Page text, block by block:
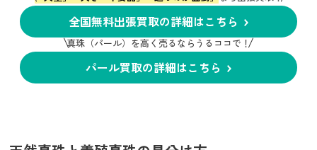
全国無料出張買取の詳細はこちら
真珠（パール）を高く売るならうるココで！
パール買取の詳細はこちら